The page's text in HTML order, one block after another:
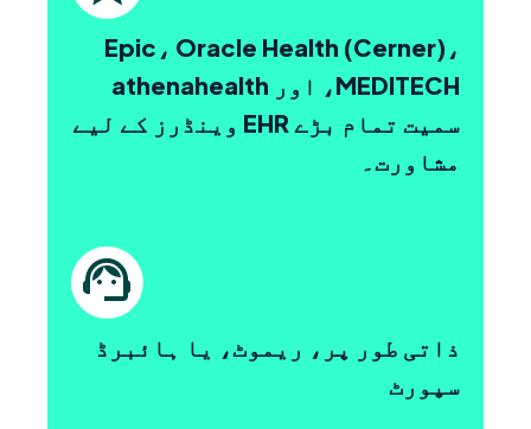
Epic، Oracle Health (Cerner)،
MEDITECH، اور athenahealth
سمیت تمام بڑے EHR وینڈرز کے لیے
مشاورت۔
ذاتی طور پر، ریموٹ، یا ہائبرڈ
سپورٹ